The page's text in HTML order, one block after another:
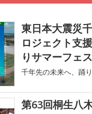
東日本大震災
ロジェクト支
りサマーフェ
千年先の未来へ、踊
第63回桐生八